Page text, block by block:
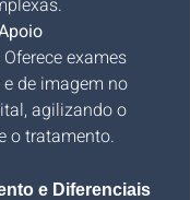
Oferece exames
de imagem no
agilizando o
o tratamento.
e Diferenciais